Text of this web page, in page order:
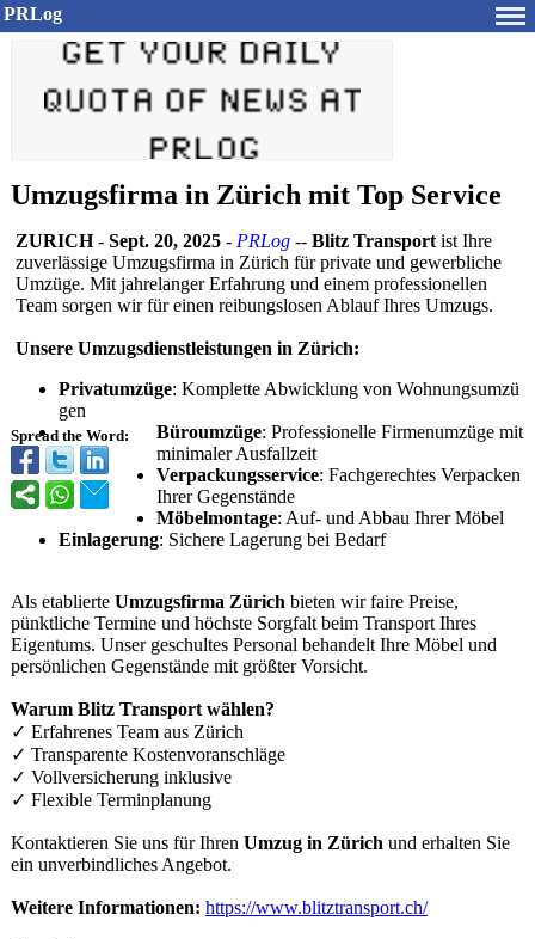
PRLog
Umzugsfirma in Zürich mit Top Service
Spread the Word:
ZURICH- Sept. 20, 2025 - PRLog -- Blitz Transport ist Ihre
zuverlässige Umzugsfirma in Zürich für private und gewerbliche
Umzüge. Mit jahrelanger Erfahrung und einem professionellen
Team sorgen wir für einen reibungslosen Ablauf Ihres Umzugs.
Unsere Umzugsdienstleistungen in Zürich:
Privatumzüge: Komplette Abwicklung von Wohnungsumzü
gen
Büroumzüge: Professionelle Firmenumzüge mit
minimaler Ausfallzeit
Verpackungsservice: Fachgerechtes Verpacken
Ihrer Gegenstände
Möbelmontage: Auf- und Abbau Ihrer Möbel
Einlagerung: Sichere Lagerung bei Bedarf
Als etablierte Umzugsfirma Zürich bieten wir faire Preise,
pünktliche Termine und höchste Sorgfalt beim Transport Ihres
Eigentums. Unser geschultes Personal behandelt Ihre Möbel und
persönlichen Gegenstände mit größter Vorsicht.
Warum Blitz Transport wählen?
✓ Erfahrenes Team aus Zürich
✓ Transparente Kostenvoranschläge
✓ Vollversicherung inklusive
✓ Flexible Terminplanung
Kontaktieren Sie uns für Ihren Umzug in Zürich und erhalten Sie
ein unverbindliches Angebot.
Weitere Informationen: https://www.blitztransport.ch/